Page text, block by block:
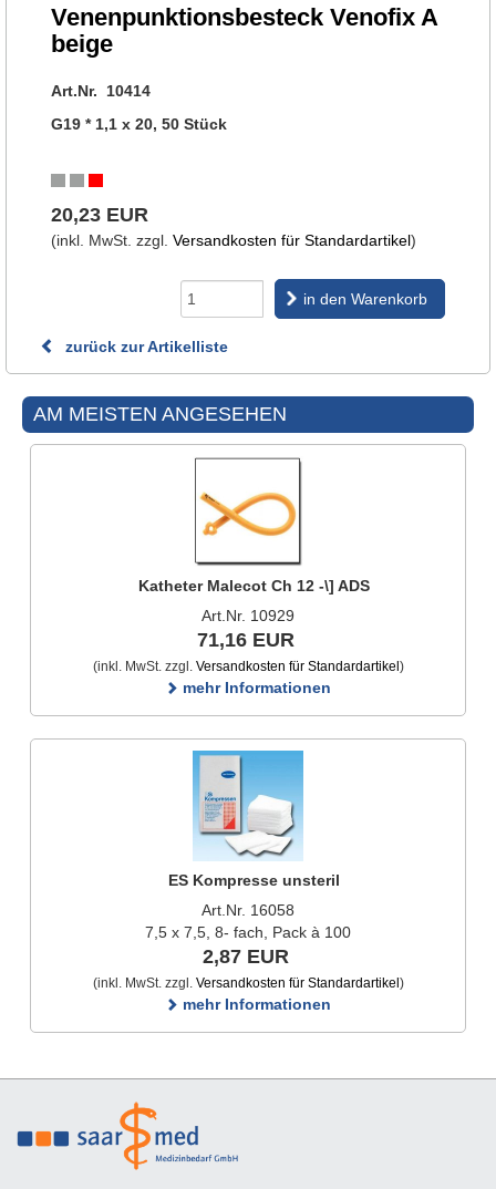
Venenpunktionsbesteck Venofix A
beige
Art.Nr. 10414
G19 * 1,1 x 20, 50 Stück
20,23 EUR
(inkl. MwSt. zzgl. Versandkosten für Standardartikel)
in den Warenkorb
zurück zur Artikelliste
AM MEISTEN ANGESEHEN
Katheter Malecot Ch 12 -\] ADS
Art.Nr. 10929
71,16 EUR
(inkl. MwSt. zzgl. Versandkosten für Standardartikel )
mehr Informationen
ES Kompresse unsteril
Art.Nr. 16058
7,5 x 7,5, 8- fach, Pack à 100
2,87 EUR
(inkl. MwSt. zzgl. Versandkosten für Standardartikel )
mehr Informationen